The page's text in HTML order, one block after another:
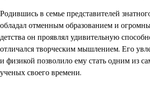
Родившись в семье представителей
обладал отменным образованием и
детства он проявлял удивительную
отличался творческим мышлением. Его
и физикой позволило ему стать одним из
ученых своего времени.